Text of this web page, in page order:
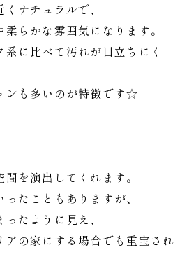
ナチュラルで、
らかな雰囲気になります。
に比べて汚れが目立ちにく
ンも多いのが特徴です☆
を演出してくれます。
たこともありますが、
たように見え、
アの家にする場合でも重宝され